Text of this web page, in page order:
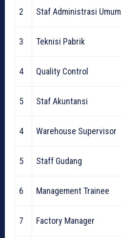
2 Staf Administrasi Umum
3 Teknisi Pabrik
4 Quality Control
5 Staf Akuntansi
4 Warehouse Supervisor
5 Staff Gudang
6 Management Trainee
7 Factory Manager